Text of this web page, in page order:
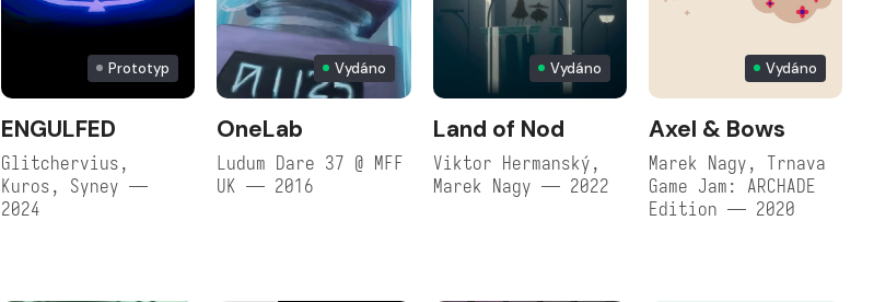
Prototyp
ENGULFED
Glitchervius,
Kuros, Syney —
2024
Vydáno
OneLab
Ludum Dare 37 @ MFF
UK — 2016
Vydáno
Land of Nod
Viktor Hermanský,
Marek Nagy — 2022
Vydáno
Axel & Bows
Marek Nagy, Trnava
Game Jam: ARCHADE
Edition — 2020